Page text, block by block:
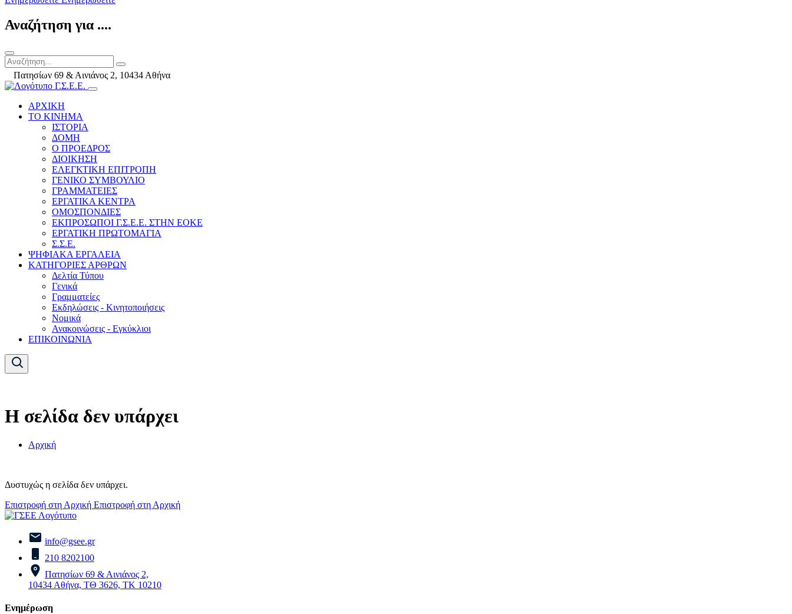
Αναζήτηση για ....
Πατησίων 69 & Αινιάνος 2, 10434 Αθήνα
ΑΡΧΙΚΗ
ΤΟ ΚΙΝΗΜΑ
ΙΣΤΟΡΙΑ
ΔΟΜΗ
Ο ΠΡΟΕΔΡΟΣ
ΔΙΟΙΚΗΣΗ
ΕΛΕΓΚΤΙΚΗ ΕΠΙΤΡΟΠΗ
ΓΕΝΙΚΟ ΣΥΜΒΟΥΛΙΟ
ΓΡΑΜΜΑΤΕΙΕΣ
ΕΡΓΑΤΙΚΑ ΚΕΝΤΡΑ
ΟΜΟΣΠΟΝΔΙΕΣ
ΕΚΠΡΟΣΩΠΟΙ Γ.Σ.Ε.Ε. ΣΤΗΝ ΕΟΚΕ
ΕΡΓΑΤΙΚΗ ΠΡΩΤΟΜΑΓΙΑ
Σ.Σ.Ε.
ΨΗΦΙΑΚΑ ΕΡΓΑΛΕΙΑ
ΚΑΤΗΓΟΡΙΕΣ ΑΡΘΡΩΝ
Δελτία Τύπου
Γενικά
Γραμματείες
Εκδηλώσεις - Κινητοποιήσεις
Νομικά
Ανακοινώσεις - Εγκύκλιοι
ΕΠΙΚΟΙΝΩΝΙΑ
Η σελίδα δεν υπάρχει
Αρχική
Δυστυχώς η σελίδα δεν υπάρχει.
Επιστροφή στη Αρχική Επιστροφή στη Αρχική
info@gsee.gr
210 8202100
Πατησίων 69 & Αινιάνος 2,
10434 Αθήνα, ΤΘ 3626, ΤΚ 10210
Ενημέρωση